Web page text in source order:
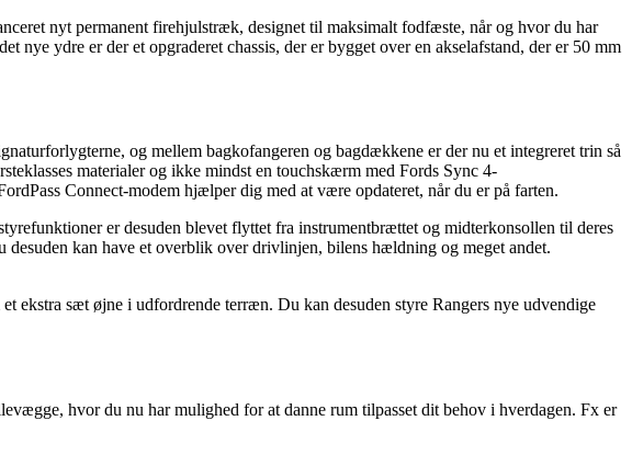
nyt permanent firehjulstræk, designet til maksimalt fodfæste, når og hvor du har
ydre er der et opgraderet chassis, der er bygget over en akselafstand, der er 50 mm
og mellem bagkofangeren og bagdækkene er der nu et integreret trin så
materialer og ikke mindst en touchskærm med Fords Sync 4-
Connect-modem hjælper dig med at være opdateret, når du er på farten.
er desuden blevet flyttet fra instrumentbrættet og midterkonsollen til deres
kan have et overblik over drivlinjen, bilens hældning og meget andet.
ekstra sæt øjne i udfordrende terræn. Du kan desuden styre Rangers nye udvendige
hvor du nu har mulighed for at danne rum tilpasset dit behov i hverdagen. Fx er